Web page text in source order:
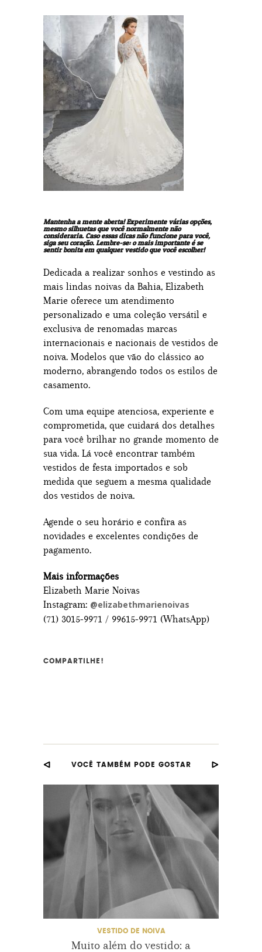
Mantenha a mente aberta! Experimente várias opções,
mesmo silhuetas que você normalmente não
consideraria. Caso essas dicas não funcione para você,
siga seu coração. Lembre-se: o mais importante é se
sentir bonita em qualquer vestido que você escolher!
Dedicada a realizar sonhos e vestindo as
mais lindas noivas da Bahia, Elizabeth
Marie oferece um atendimento
personalizado e uma coleção versátil e
exclusiva de renomadas marcas
internacionais e nacionais de vestidos de
noiva. Modelos que vão do clássico ao
moderno, abrangendo todos os estilos de
casamento.
Com uma equipe atenciosa, experiente e
comprometida, que cuidará dos detalhes
para você brilhar no grande momento de
sua vida. Lá você encontrar também
vestidos de festa importados e sob
medida que seguem a mesma qualidade
dos vestidos de noiva.
Agende o seu horário e confira as
novidades e excelentes condições de
pagamento.
Mais informações
Elizabeth Marie Noivas
Instagram: @elizabethmarienoivas
(71) 3015-9971 / 99615-9971 (WhatsApp)
COMPARTILHE!
VOCÊ TAMBÉM PODE GOSTAR
VESTIDO DE NOIVA
Muito além do vestido: a